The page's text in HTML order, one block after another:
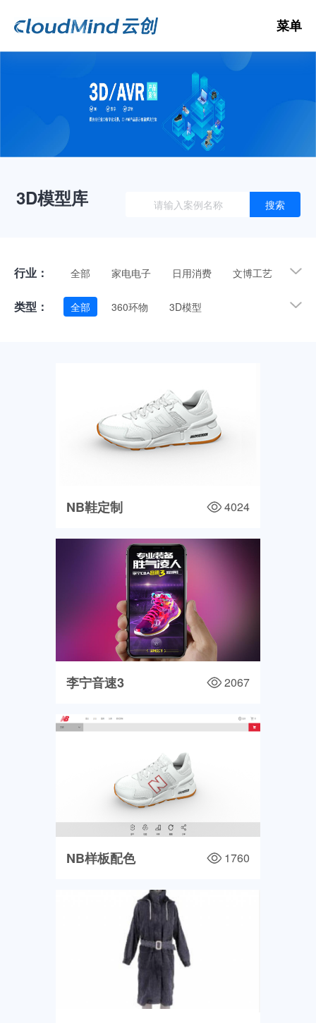
菜单
3D模型库 搜索
行业： 全部 家电电子 日用消费
文博工艺
纺织服装
建材家具 自然
类型： 全部 360环物
3D模型
NB鞋定制 4024
李宁音速3 2067
NB样板配色 1760